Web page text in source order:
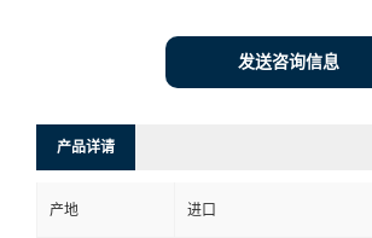
发送咨询信息
产品详请
产地 进口